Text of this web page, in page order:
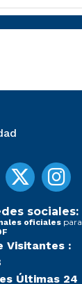
sociales:
oficiales para
Visitantes :
Últimas 24